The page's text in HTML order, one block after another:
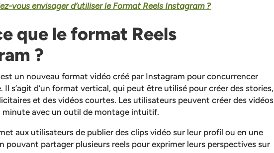
vous envisager d’utiliser le Format Reels Instagram ?
que le format Reels
?
est un nouveau format vidéo créé par Instagram pour concurrencer
Il s’agit d’un format vertical, qui peut être utilisé pour créer des stories,
et des vidéos courtes. Les utilisateurs peuvent créer des vidéos
minute avec un outil de montage intuitif.
aux utilisateurs de publier des clips vidéo sur leur profil ou en une
pouvant partager plusieurs reels pour exprimer leurs perspectives sur